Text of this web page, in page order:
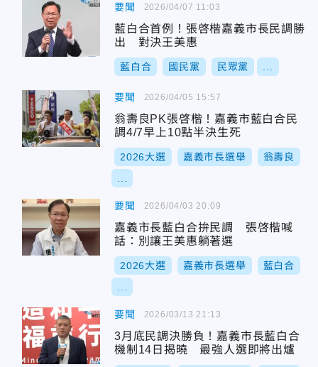
要聞
藍白合首例！張啓楷嘉義市長民調勝
出 對決王美惠
藍白合 國民黨 民眾黨
2026/04/07 11:03
要聞
翁壽良PK張啓楷！嘉義市藍白合民
調4/7早上10點半決生死
2026大選 嘉義市長選舉 翁壽良
2026/04/05 15:57
要聞
嘉義市長藍白合拚民調 張啓楷喊
話：別讓王美惠躺著選
2026大選 嘉義市長選舉 藍白合
2026/04/03 20:09
要聞
3月底民調決勝負！嘉義市長藍白合
機制14日揭曉 最強人選即將出爐
2026/03/13 21:13